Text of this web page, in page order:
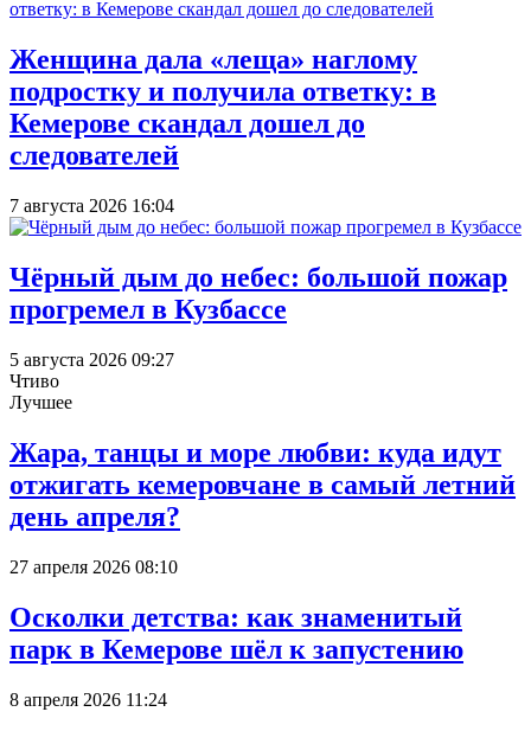
Женщина дала «леща» наглому
подростку и получила ответку: в
Кемерове скандал дошел до
следователей
7 августа 2026 16:04
Чёрный дым до небес: большой пожар
прогремел в Кузбассе
5 августа 2026 09:27
Чтиво
Лучшее
Жара, танцы и море любви: куда идут
отжигать кемеровчане в самый летний
день апреля?
27 апреля 2026 08:10
Осколки детства: как знаменитый
парк в Кемерове шёл к запустению
8 апреля 2026 11:24